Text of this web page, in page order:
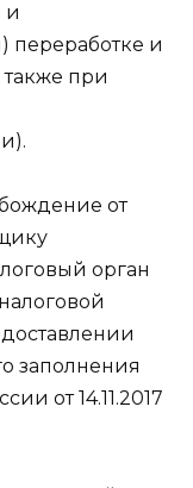
и
и
при
от
орган
заполнения
от 14.11.2017